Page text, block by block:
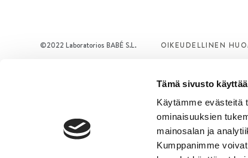
Tämä sivusto
Käytämme evästeitä
ominaisuuksien
mainosalan ja
Kumppanimme
©2022 Laboratorios BABÉ S.L. OIKEUDELLINEN